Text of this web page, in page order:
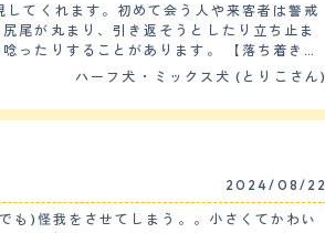
てくれます。初めて会う人や来客者は警戒
尾が丸まり、引き返そうとしたり立ち止ま
ことがあります。 【落ち着き】
たりして困ります。家族の近くにいる時は
ることができず、一緒に出かけるとトイレ
す。 【総評】 保健所から
てもかわいいです。仕事や外出から帰る
ハーフ犬・ミックス犬 (とりこさん)
2024/08/22
も)怪我をさせてしまう。。小さくてかわい